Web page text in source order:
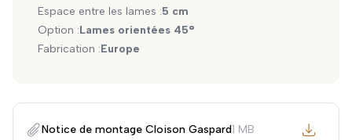
Espace entre les lames :5 cm
Option :Lames orientées 45°
Fabrication :Europe
Notice de montage Cloison Gaspard1 MB